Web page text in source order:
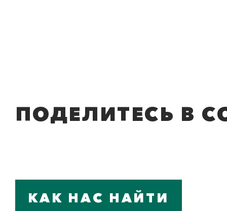
ПОДЕЛИТЕСЬ В
КАК НАС НАЙТИ